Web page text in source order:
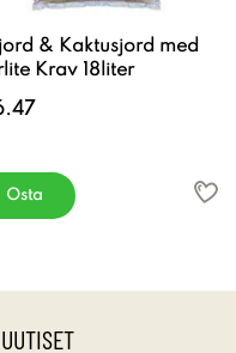
& Kaktusjord med
Krav 18liter
Osta